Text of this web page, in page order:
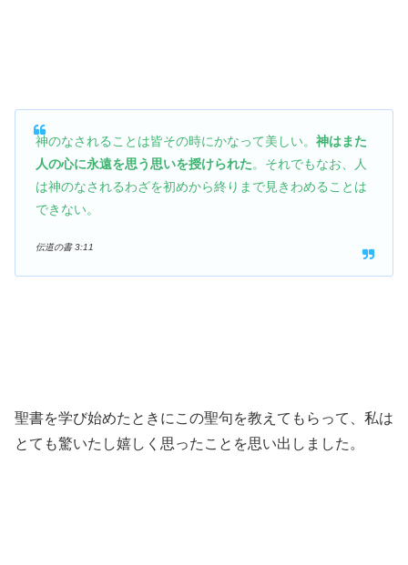
神のなされることは皆その時にかなって美しい。 神はまた
人の心に永遠を思う思いを授けられた。それでもなお、人
は神のなされるわざを初めから終りまで見きわめることは
できない。
伝道の書‬ ‭3‬:‭11
聖書を学び始めたときにこの聖句を教えてもらって、私は
とても驚いたし嬉しく思ったことを思い出しました。